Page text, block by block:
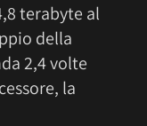
terabyte al
della
2,4 volte
la